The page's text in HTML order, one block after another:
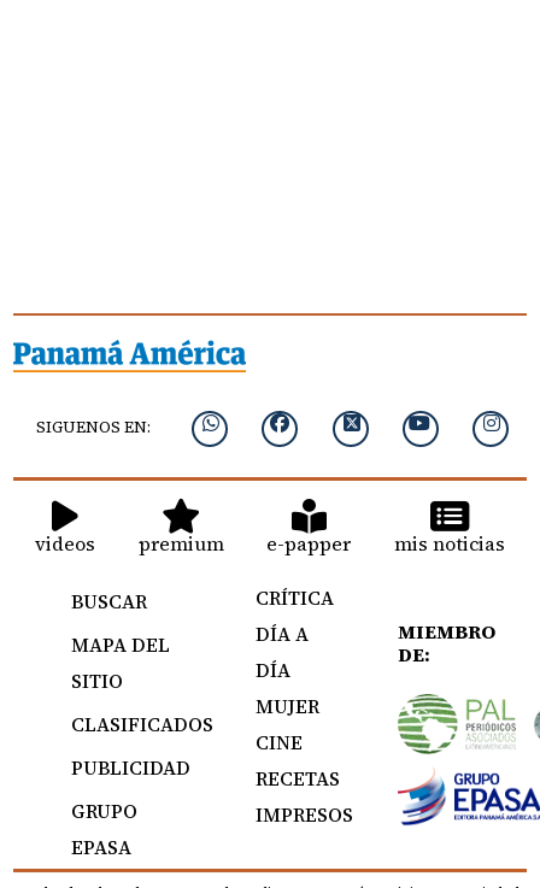
SIGUENOS EN:
videos premium e-papper mis noticias
BUSCAR
MAPA DEL
SITIO
CLASIFICADOS
PUBLICIDAD
GRUPO
EPASA
CRÍTICA
DÍA A
DÍA
MUJER
CINE
RECETAS
IMPRESOS
MIEMBRO
DE: